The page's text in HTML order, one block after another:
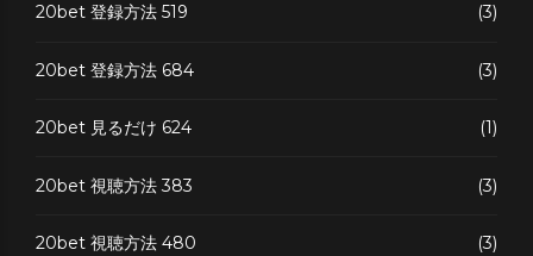
20bet 登録方法 519 (3)
20bet 登録方法 684 (3)
20bet 見るだけ 624 (1)
20bet 視聴方法 383 (3)
20bet 視聴方法 480 (3)